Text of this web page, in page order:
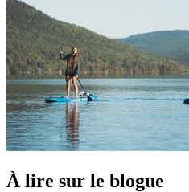
À lire sur le blogue